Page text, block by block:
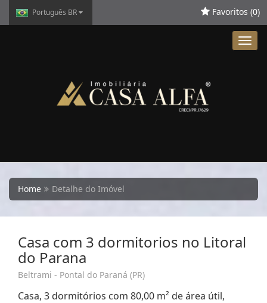
Português BR Favoritos (0)
Home Detalhe do Imóvel
Casa com 3 dormitorios no Litoral
do Parana
Beltrami - Pontal do Paraná (PR)
Casa, 3 dormitórios com 80,00 m² de área útil,